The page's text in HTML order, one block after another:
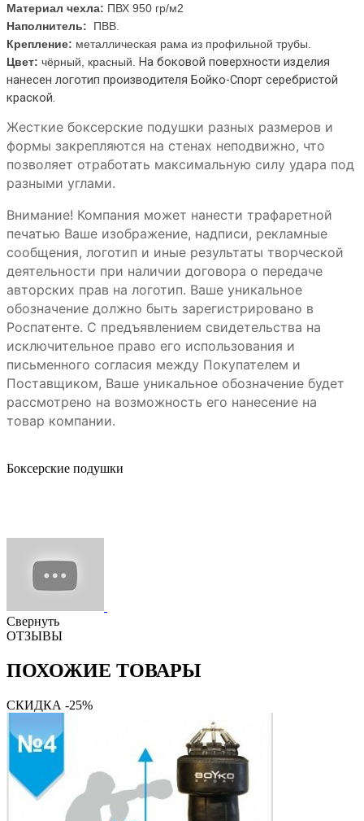
Материал чехла: ПВХ 950 гр/м2
Наполнитель: ПВВ.
Крепление: металлическая рама из профильной трубы.
Цвет: чёрный, красный. На боковой поверхности изделия
нанесен логотип производителя Бойко-Спорт серебристой
краской.
Жесткие боксерские подушки разных размеров и
формы закрепляются на стенах неподвижно, что
позволяет отработать максимальную силу удара под
разными углами.
Внимание! Компания может нанести трафаретной
печатью Ваше изображение, надписи, рекламные
сообщения, логотип и иные результаты творческой
деятельности при наличии договора о передаче
авторских прав на логотип. Ваше уникальное
обозначение должно быть зарегистрировано в
Роспатенте. С предъявлением свидетельства на
исключительное право его использования и
письменного согласия между Покупателем и
Поставщиком, Ваше уникальное обозначение будет
рассмотрено на возможность его нанесение на
товар компании.
Боксерские подушки
Свернуть
ОТЗЫВЫ
ПОХОЖИЕ ТОВАРЫ
СКИДКА -25%